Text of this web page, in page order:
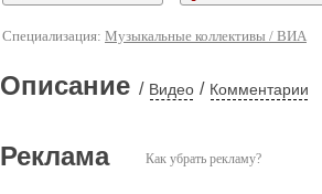
Специализация: Музыкальные коллективы / ВИА
Описание / Видео / Комментарии
Как убрать рекламу?
Реклама